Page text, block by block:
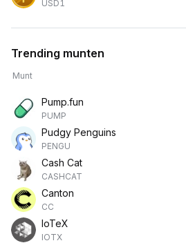
USD1
Trending munten
Munt
Pump.fun
PUMP
Pudgy Penguins
PENGU
Cash Cat
CASHCAT
Canton
CC
IoTeX
IOTX